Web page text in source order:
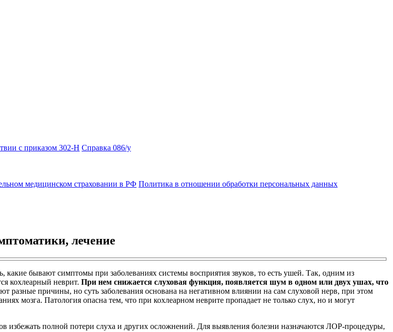
с приказом 302-Н Справка 086/у
медицинском страховании в РФ Политика в отношении обработки персональных данных
лечение
бывают симптомы при заболеваниях системы восприятия звуков, то есть ушей. Так, одним из
кохлеарный неврит. При нем снижается слуховая функция, появляется шум в одном или двух ушах, что
разные причины, но суть заболевания основана на негативном влиянии на сам слуховой нерв, при этом
мозга. Патология опасна тем, что при кохлеарном неврите пропадает не только слух, но и могут
избежать полной потери слуха и других осложнений. Для выявления болезни назначаются ЛОР-процедуры,